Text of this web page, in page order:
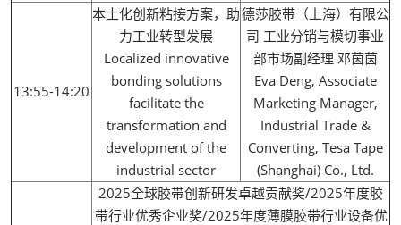
13:55-14:20
本土化创新粘接方案，助
力工业转型发展
Localized innovative
bonding solutions
facilitate the
transformation and
development of the
industrial sector
德莎胶带（上海）有限公
司 工业分销与模切事业
部市场副经理 邓茵茵
Eva Deng, Associate
Marketing Manager,
Industrial Trade &
Converting, Tesa Tape
(Shanghai) Co., Ltd.
2025全球胶带创新研发卓越贡献奖/2025年度胶
带行业优秀企业奖/2025年度薄膜胶带行业设备优